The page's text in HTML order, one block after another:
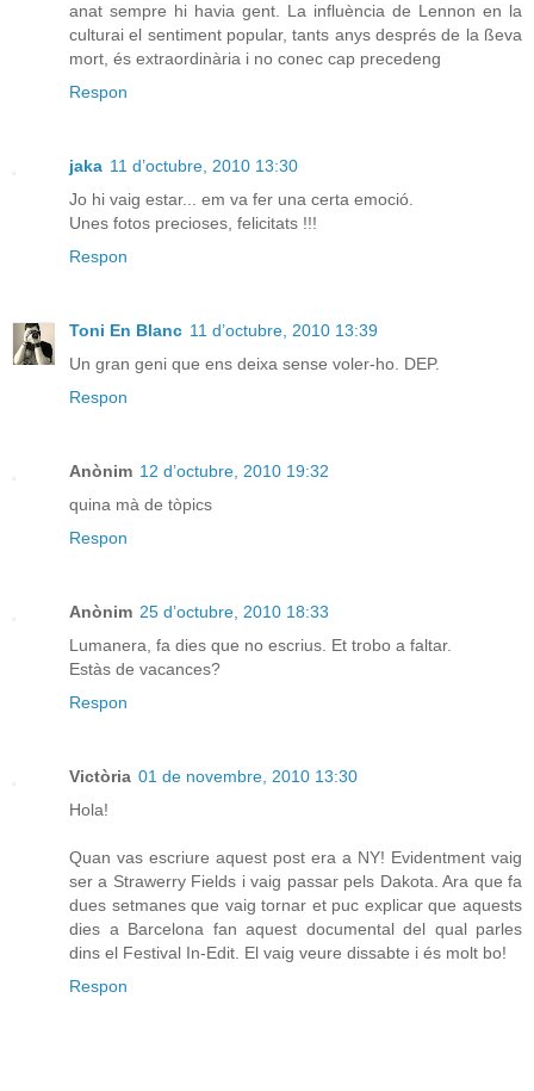
anat sempre hi havia gent. La influència de Lennon en la
culturai el sentiment popular, tants anys després de la ßeva
mort, és extraordinària i no conec cap precedeng
Respon
jaka 11 d’octubre, 2010 13:30
Jo hi vaig estar... em va fer una certa emoció.
Unes fotos precioses, felicitats !!!
Respon
Toni En Blanc 11 d’octubre, 2010 13:39
Un gran geni que ens deixa sense voler-ho. DEP.
Respon
Anònim 12 d’octubre, 2010 19:32
quina mà de tòpics
Respon
Anònim 25 d’octubre, 2010 18:33
Lumanera, fa dies que no escrius. Et trobo a faltar.
Estàs de vacances?
Respon
Victòria 01 de novembre, 2010 13:30
Hola!
Quan vas escriure aquest post era a NY! Evidentment vaig
ser a Strawerry Fields i vaig passar pels Dakota. Ara que fa
dues setmanes que vaig tornar et puc explicar que aquests
dies a Barcelona fan aquest documental del qual parles
dins el Festival In-Edit. El vaig veure dissabte i és molt bo!
Respon